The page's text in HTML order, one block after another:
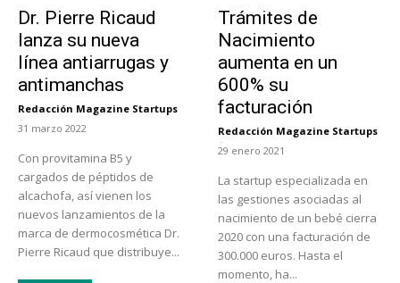
Dr. Pierre Ricaud
lanza su nueva
línea antiarrugas y
antimanchas
Redacción Magazine Startups
-
31 marzo 2022
Con provitamina B5 y
cargados de péptidos de
alcachofa, así vienen los
nuevos lanzamientos de la
marca de dermocosmética Dr.
Pierre Ricaud que distribuye...
Trámites de
Nacimiento
aumenta en un
600% su
facturación
Redacción Magazine Startups
-
29 enero 2021
La startup especializada en
las gestiones asociadas al
nacimiento de un bebé cierra
2020 con una facturación de
300.000 euros. Hasta el
momento, ha...